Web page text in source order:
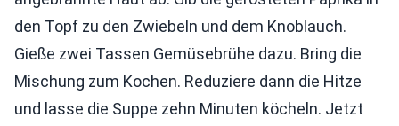
den Topf zu den Zwiebeln und dem Knoblauch.
Gieße zwei Tassen Gemüsebrühe dazu. Bring die
Mischung zum Kochen. Reduziere dann die Hitze
und lasse die Suppe zehn Minuten köcheln. Jetzt